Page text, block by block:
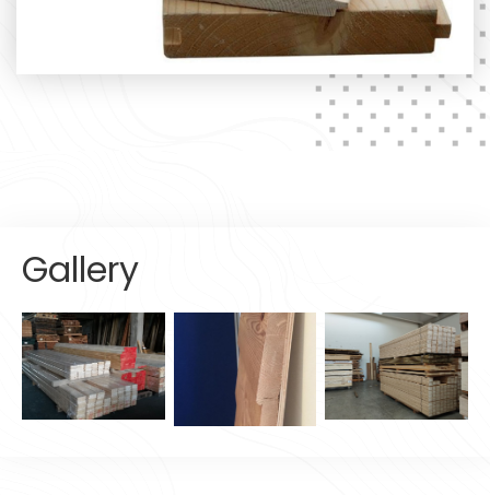
Gallery